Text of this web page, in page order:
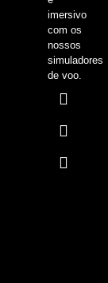
imersivo
com os
nossos
simuladores
de voo.